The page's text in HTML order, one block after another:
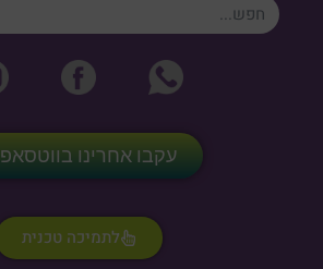
חיפוש
עקבו אחרינו בווטסאפ
לתמיכה טכנית